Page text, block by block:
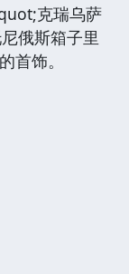
克瑞乌萨
俄斯箱子里
首饰。